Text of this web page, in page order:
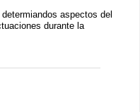
aspectos del
durante la